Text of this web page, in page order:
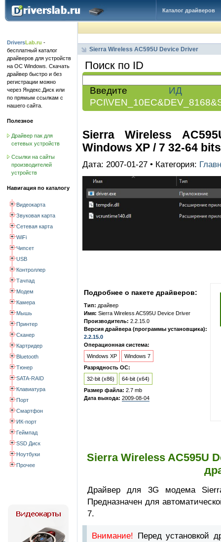
Каталог драйверов
DriversLab.ru -
бесплатный каталог
драйверов для устройств
на ОС Windows. Скачать
драйвер быстро и без
регистрации можно
через Яндекс.Диск или
по прямым ссылкам с
нашего сайта.
Полезное
Драйвер пак для
сетевых устройств
Ссылки на сайты
производителей
устройств
Навигация по каталогу
Видеокарта
Звуковая карта
Сетевая карта
WiFi
Чипсет
USB
Контроллер
Тачпад
Модем
Камера
Мышь
Принтер
Сканер
Картридер
Bluetooth
Тюнер
SATA-RAID
Клавиатура
Порт
Смартфон
ИК-порт
Геймпад
SSD Диск
Ноутбуки
Прочее
Sierra Wireless AC595U Device Driver
Поиск по ID
Введите ИД
Sierra Wireless
Windows XP / 7 32-64 bits
Дата: 2007-01-27 • Категория:
Подробнее о пакете драйверов:
Тип: драйвер
Имя: Sierra Wireless AC595U Device Driver
Производитель: 2.2.15.0
Версия драйвера (программы установщика):
2.2.15.0
Операционная система:
Windows XP
Windows 7
Разрядность ОС:
32-bit (x86)
64-bit (x64)
Размер файла: 2.7 mb
Дата выхода: 2009-08-04
Sierra Wireless AC595U
Драйвер для 3G модема
Предназначен для
7.
Внимание! Перед установкой